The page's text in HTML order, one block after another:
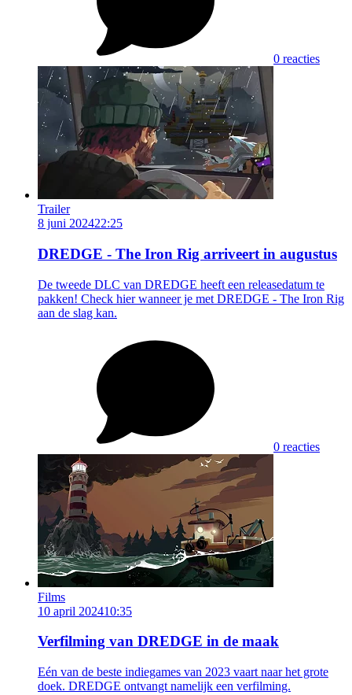
0 reacties
Trailer
8 juni 202422:25
DREDGE - The Iron Rig arriveert in augustus
De tweede DLC van DREDGE heeft een releasedatum te
pakken! Check hier wanneer je met DREDGE - The Iron Rig
aan de slag kan.
0 reacties
Films
10 april 202410:35
Verfilming van DREDGE in de maak
Eén van de beste indiegames van 2023 vaart naar het grote
doek. DREDGE ontvangt namelijk een verfilming.